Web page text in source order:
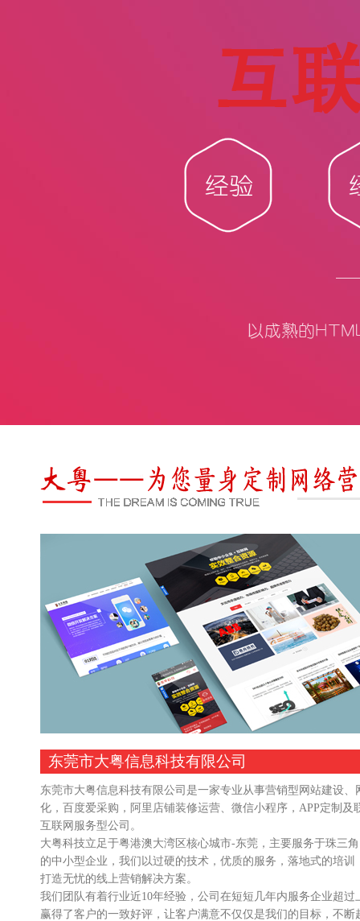
东莞市大粤信息科技有限公司
东莞市大粤信息科技有限公司是一家专业从事营销型网站建设、
化，百度爱采购，阿里店铺装修运营、微信小程序，APP定制及
互联网服务型公司。
大粤科技立足于粤港澳大湾区核心城市-东莞，主要服务于珠三
的中小型企业，我们以过硬的技术，优质的服务，落地式的培训
打造无忧的线上营销解决方案。
我们团队有着行业近10年经验，公司在短短几年内服务企业超过
赢得了客户的一致好评，让客户满意不仅仅是我们的目标，不断